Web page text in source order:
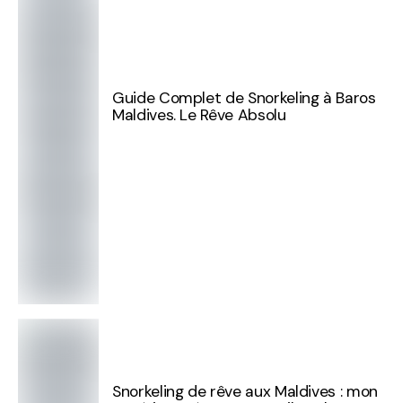
Guide Complet de Snorkeling à Baros
Maldives. Le Rêve Absolu
Snorkeling de rêve aux Maldives : mon